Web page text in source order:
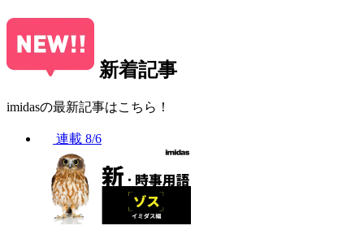
新着記事
imidasの最新記事はこちら！
連載 8/6